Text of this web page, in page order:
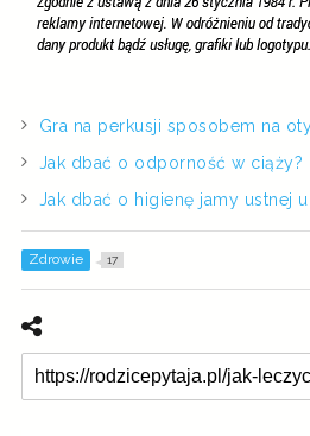
Gra na perkusji sposobem na
Jak dbać o odporność w ciąży?
Jak dbać o higienę jamy ustnej
Zdrowie 17